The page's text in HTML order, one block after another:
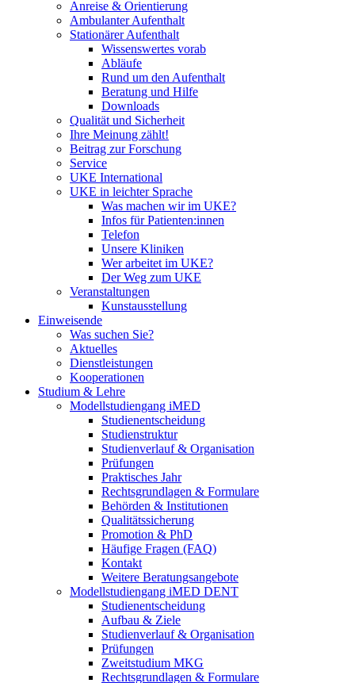
Anreise & Orientierung
Ambulanter Aufenthalt
Stationärer Aufenthalt
Wissenswertes vorab
Abläufe
Rund um den Aufenthalt
Beratung und Hilfe
Downloads
Qualität und Sicherheit
Ihre Meinung zählt!
Beitrag zur Forschung
Service
UKE International
UKE in leichter Sprache
Was machen wir im UKE?
Infos für Patienten:innen
Telefon
Unsere Kliniken
Wer arbeitet im UKE?
Der Weg zum UKE
Veranstaltungen
Kunstausstellung
Einweisende
Was suchen Sie?
Aktuelles
Dienstleistungen
Kooperationen
Studium & Lehre
Modellstudiengang iMED
Studienentscheidung
Studienstruktur
Studienverlauf & Organisation
Prüfungen
Praktisches Jahr
Rechtsgrundlagen & Formulare
Behörden & Institutionen
Qualitätssicherung
Promotion & PhD
Häufige Fragen (FAQ)
Kontakt
Weitere Beratungsangebote
Modellstudiengang iMED DENT
Studienentscheidung
Aufbau & Ziele
Studienverlauf & Organisation
Prüfungen
Zweitstudium MKG
Rechtsgrundlagen & Formulare